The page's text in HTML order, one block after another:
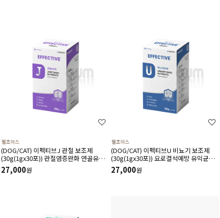
웰초이스
(DOG/CAT) 이펙티브J 관절 보조제
(30g(1gx30포)) 관절염증완화 연골유연
성 면역강화 간해독작용에 도움
27,000원
웰초이스
(DOG/CAT) 이펙티브U 비뇨기 보조제
(30g(1gx30포)) 요로결석예방 유익균증
식 면역력증진 항산화에 도움
27,000원